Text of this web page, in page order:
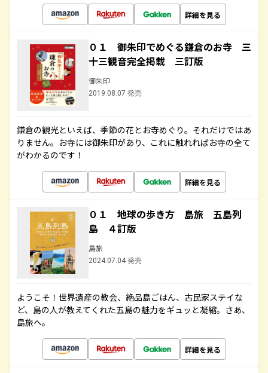
詳細を見る
０１ 御朱印でめぐる鎌倉のお寺 三
十三観音完全掲載 三訂版
御朱印
2019.08.07 発売
鎌倉の観光といえば、季節の花とお寺めぐり。それだけではあ
りません。お寺には御朱印があり、これに触れればお寺の全て
がわかるのです！
詳細を見る
０１ 地球の歩き方 島旅 五島列
島 ４訂版
島旅
2024.07.04 発売
ようこそ！世界遺産の教会、絶品島ごはん、古民家ステイな
ど、島の人が教えてくれた五島の魅力をギュッと凝縮。さあ、
島旅へ。
詳細を見る